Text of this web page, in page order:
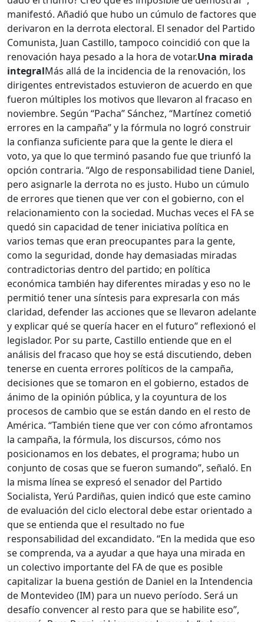
manifestó. Añadió que hubo un cúmulo de factores que
derivaron en la derrota electoral. El senador del Partido
Comunista, Juan Castillo, tampoco coincidió con que la
renovación haya pesado a la hora de votar.Una mirada
integralMás allá de la incidencia de la renovación, los
dirigentes entrevistados estuvieron de acuerdo en que
fueron múltiples los motivos que llevaron al fracaso en
noviembre. Según “Pacha” Sánchez, “Martínez cometió
errores en la campaña” y la fórmula no logró construir
la confianza suficiente para que la gente le diera el
voto, ya que lo que terminó pasando fue que triunfó la
opción contraria. “Algo de responsabilidad tiene Daniel,
pero asignarle la derrota no es justo. Hubo un cúmulo
de errores que tienen que ver con el gobierno, con el
relacionamiento con la sociedad. Muchas veces el FA se
quedó sin capacidad de tener iniciativa política en
varios temas que eran preocupantes para la gente,
como la seguridad, donde hay demasiadas miradas
contradictorias dentro del partido; en política
económica también hay diferentes miradas y eso no le
permitió tener una síntesis para expresarla con más
claridad, defender las acciones que se llevaron adelante
y explicar qué se quería hacer en el futuro” reflexionó el
legislador. Por su parte, Castillo entiende que en el
análisis del fracaso que hoy se está discutiendo, deben
tenerse en cuenta errores políticos de la campaña,
decisiones que se tomaron en el gobierno, estados de
ánimo de la opinión pública, y la coyuntura de los
procesos de cambio que se están dando en el resto de
América. “También tiene que ver con cómo afrontamos
la campaña, la fórmula, los discursos, cómo nos
posicionamos en los debates, el programa; hubo un
conjunto de cosas que se fueron sumando”, señaló. En
la misma línea se expresó el senador del Partido
Socialista, Yerú Pardiñas, quien indicó que este camino
de evaluación del ciclo electoral debe estar orientado a
que se entienda que el resultado no fue
responsabilidad del excandidato. “En la medida que eso
se comprenda, va a ayudar a que haya una mirada en
un colectivo importante del FA de que es posible
capitalizar la buena gestión de Daniel en la Intendencia
de Montevideo (IM) para un nuevo período. Será un
desafío convencer al resto para que se habilite eso”,